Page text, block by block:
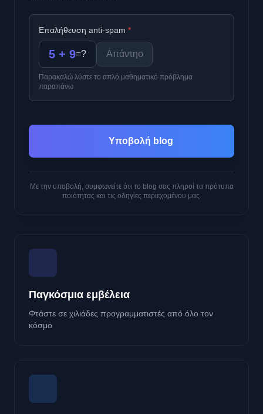
Επαλήθευση anti-spam *
5 + 9=?
Παρακαλώ λύστε το απλό μαθηματικό πρόβλημα
παραπάνω
Υποβολή blog
Με την υποβολή, συμφωνείτε ότι το blog σας πληροί τα πρότυπα
ποιότητας και τις οδηγίες περιεχομένου μας.
Παγκόσμια εμβέλεια
Φτάστε σε χιλιάδες προγραμματιστές από όλο τον
κόσμο